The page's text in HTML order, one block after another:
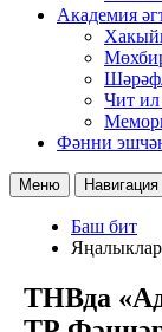
Академия
Чит ил
Фәнни
Меню Навигация
Баш бит
Яңалыклар
ТНВда